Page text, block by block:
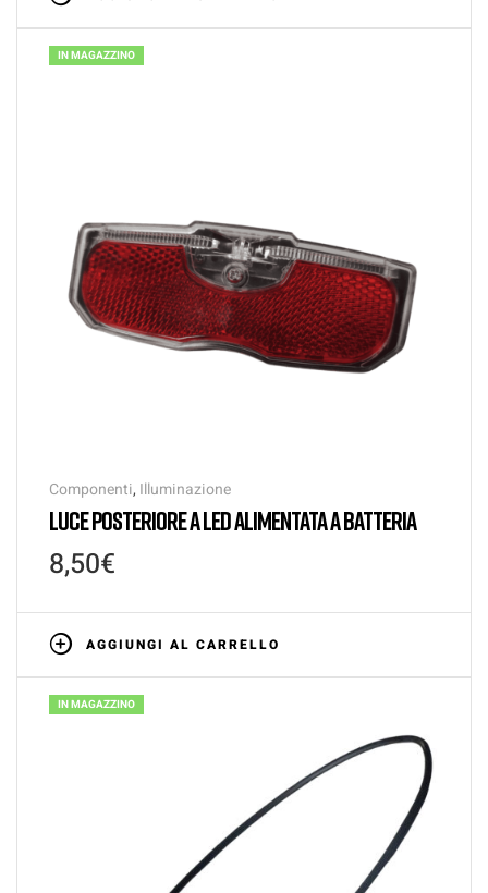
IN MAGAZZINO
Componenti, Illuminazione
LUCE POSTERIORE A LED ALIMENTATA A BATTERIA
8,50€
AGGIUNGI AL CARRELLO
IN MAGAZZINO